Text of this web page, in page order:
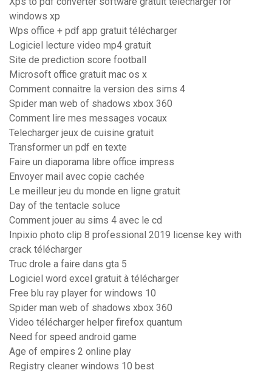
windows xp
Wps office + pdf app gratuit télécharger
Logiciel lecture video mp4 gratuit
Site de prediction score football
Microsoft office gratuit mac os x
Comment connaitre la version des sims 4
Spider man web of shadows xbox 360
Comment lire mes messages vocaux
Telecharger jeux de cuisine gratuit
Transformer un pdf en texte
Faire un diaporama libre office impress
Envoyer mail avec copie cachée
Le meilleur jeu du monde en ligne gratuit
Day of the tentacle soluce
Comment jouer au sims 4 avec le cd
Inpixio photo clip 8 professional 2019 license key with
crack télécharger
Truc drole a faire dans gta 5
Logiciel word excel gratuit à télécharger
Free blu ray player for windows 10
Spider man web of shadows xbox 360
Video télécharger helper firefox quantum
Need for speed android game
Age of empires 2 online play
Registry cleaner windows 10 best